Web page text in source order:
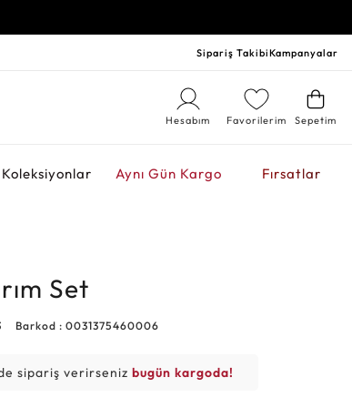
Sipariş TakibiKampanyalar
Sepetim
Favorilerim
Hesabım
Koleksiyonlar Aynı Gün Kargo Fırsatlar
Set
Barkod : 0031375460006
sipariş verirsenizbugün kargoda!